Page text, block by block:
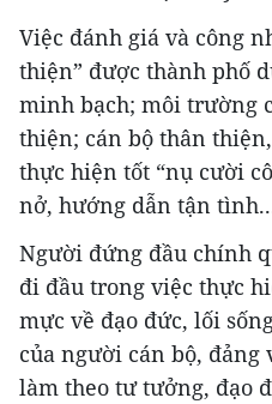
Việc đánh giá và công
thiện” được thành phố
minh bạch; môi trường
thiện; cán bộ thân
thực hiện tốt “nụ cười
nở, hướng dẫn tận
Người đứng đầu chính
đi đầu trong việc thực
mực về đạo đức, lối
của người cán bộ, đảng
làm theo tư tưởng, đạo